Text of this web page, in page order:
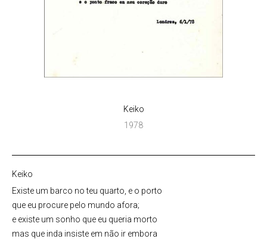
Keiko
1978
Keiko
Existe um barco no teu quarto, e o porto
que eu procure pelo mundo afora;
e existe um sonho que eu queria morto
mas que inda insiste em não ir embora